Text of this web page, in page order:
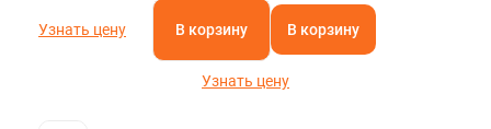
Узнать цену В корзину В корзину
Узнать цену